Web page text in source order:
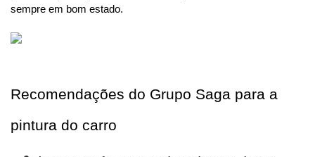
sempre em bom estado.
Recomendações do Grupo Saga para a
pintura do carro